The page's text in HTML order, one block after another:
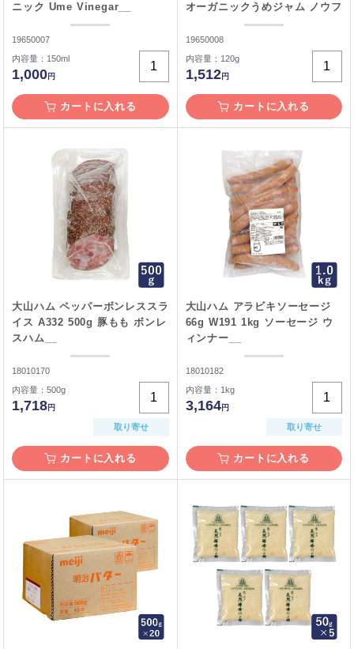
ニック Ume Vinegar__
19650007
内容量：150ml
1,000円
カートに入れる
オーガニックうめジャム ノウフ
19650008
内容量：120g
1,512円
カートに入れる
大山ハム ペッパーボンレススラ
イス A332 500g 豚もも ボンレ
スハム__
18010170
内容量：500g
1,718円
取り寄せ
カートに入れる
大山ハム アラビキソーセージ
66g W191 1kg ソーセージ ウ
ィンナー__
18010182
内容量：1kg
3,164円
取り寄せ
カートに入れる